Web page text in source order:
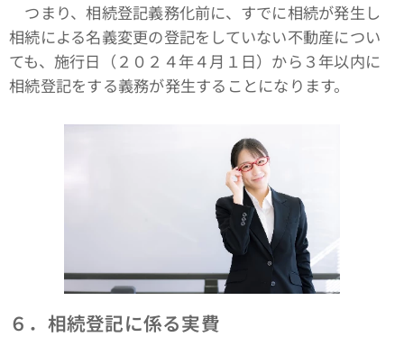
つまり、相続登記義務化前に、すでに相続が発生し
相続による名義変更の登記をしていない不動産につい
ても、施行日（２０２４年４月１日）から３年以内に
相続登記をする義務が発生することになります。
６．相続登記に係る実費